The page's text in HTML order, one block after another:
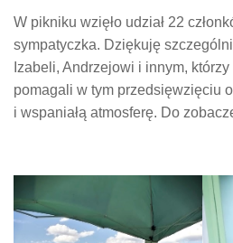
W pikniku wzięło udział 22
sympatyczka. Dziękuję
Izabeli, Andrzejowi i innym,
pomagali w tym przedsięwzięciu
i wspaniałą atmosferę. Do